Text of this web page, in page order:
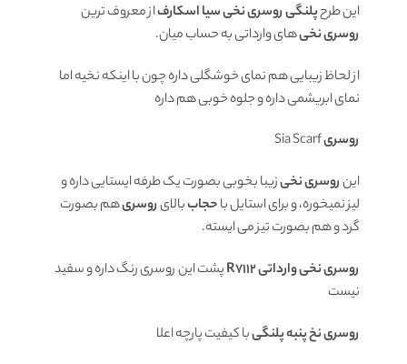
این طرحپلنگی روسری نخی سیا اسکارفاز معروف ترین
روسری نخیهای وارداتی به حساب میان.
از لحاظ زیبایی هم نمای خوشگلی داره چون با اینکه نخیه اما
نمای ابریشمی داره و جلوه خوبی هم داره
روسریSia Scarf
اینروسری نخیزیبا بخوبی بصورت یک طرفه ایستایی داره و
لیز نمیخوره، و برای استایل باحجاببالایروسریهم بصورت
گرد و هم بصورت تیز می ایسته.
روسری نخی وارداتی R7112
پشت این روسری رنگ داره و سفید
نیست
روسری نخ پنبه پلنگیبا کیفیت پارچه اعلا